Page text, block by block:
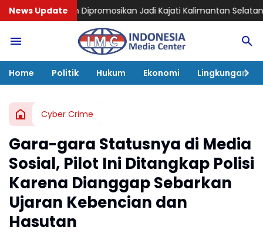
News UpdateJadi Kajati Kalimantan Selatan, Bawa
Home Politik Hukum Ekonomi Lingkungan
Cyber Crime
Gara-gara Statusnya di Media
Sosial, Pilot Ini Ditangkap Polisi
Karena Dianggap Sebarkan
Ujaran Kebencian dan
Hasutan